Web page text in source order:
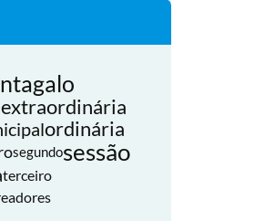
extraordinária
ordinária
segundosessão
terceiro